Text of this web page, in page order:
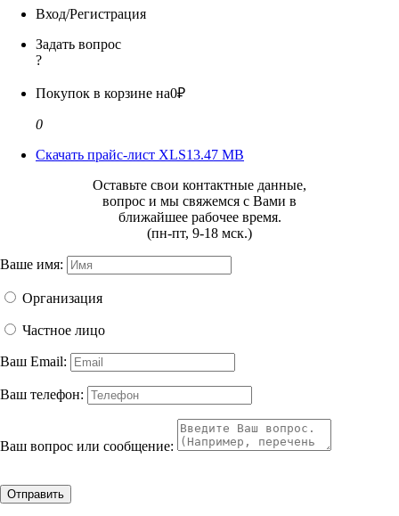
Вход/Регистрация
Задать вопрос
?
Покупок в корзине на0₽
0
Скачать прайс-лист XLS13.47 MB
Оставьте свои контактные данные,
вопрос и мы свяжемся с Вами в
ближайшее рабочее время.
(пн-пт, 9-18 мск.)
Ваше имя:
Организация
Частное лицо
Ваш Email:
Ваш телефон:
Ваш вопрос или сообщение:
Отправить